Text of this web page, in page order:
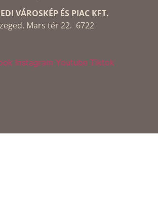
VÁROSKÉP ÉS PIAC KFT.
Mars tér 22. 6722
Instagram Youtube Tiktok